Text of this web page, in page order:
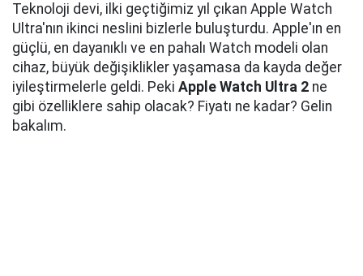
Teknoloji devi, ilki geçtiğimiz yıl çıkan Apple Watch
Ultra'nın ikinci neslini bizlerle buluşturdu. Apple'ın en
güçlü, en dayanıklı ve en pahalı Watch modeli olan
cihaz, büyük değişiklikler yaşamasa da kayda değer
iyileştirmelerle geldi. Peki Apple Watch Ultra 2 ne
gibi özelliklere sahip olacak? Fiyatı ne kadar? Gelin
bakalım.